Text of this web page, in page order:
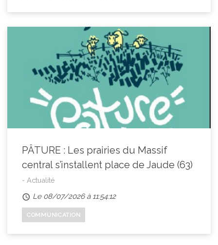
PÂTURE : Les prairies du Massif
central s’installent place de Jaude (63)
- Actualité
Le 08/07/2026 à 11:54:12
COMMUNICATION